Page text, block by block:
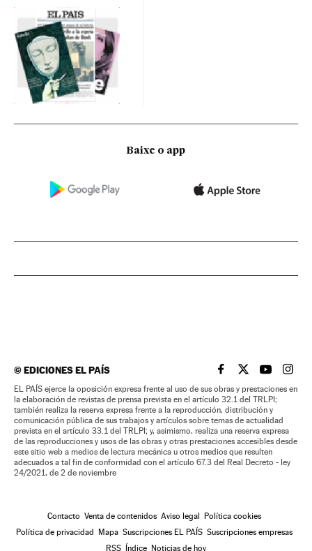
Baixe o app
©EDICIONES EL PAÍS EL PAÍS BRASIL EN
EL PAÍSEL PAÍS
EL
EL PAÍS ejerce la oposición expresa frente al uso de sus obras y prestaciones en
la elaboración de revistas de prensa prevista en el artículo 32.1 del TRLPI;
también realiza la reserva expresa frente a la reproducción, distribución y
comunicación pública de sus trabajos y artículos sobre temas de actualidad
prevista en el artículo 33.1 del TRLPI; y, asimismo, realiza una reserva expresa
de las reproducciones y usos de las obras y otras prestaciones accesibles desde
este sitio web a medios de lectura mecánica u otros medios que resulten
adecuados a tal fin de conformidad con el artículo 67.3 del Real Decreto - ley
24/2021, de 2 de noviembre
Contacto Venta de contenidos Aviso legal Política cookies
Política de privacidad Mapa Suscripciones EL PAÍS Suscripciones empresas
RSS Índice Noticias de hoy